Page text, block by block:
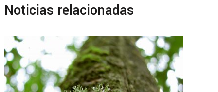
Noticias relacionadas